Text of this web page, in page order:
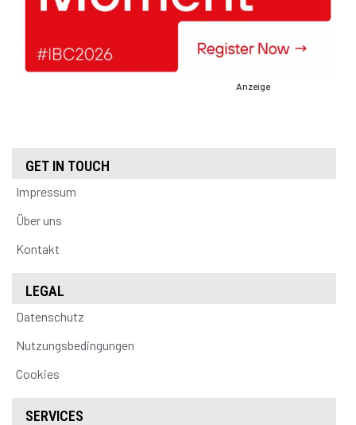
Anzeige
GET IN TOUCH
Impressum
Über uns
Kontakt
LEGAL
Datenschutz
Nutzungsbedingungen
Cookies
SERVICES